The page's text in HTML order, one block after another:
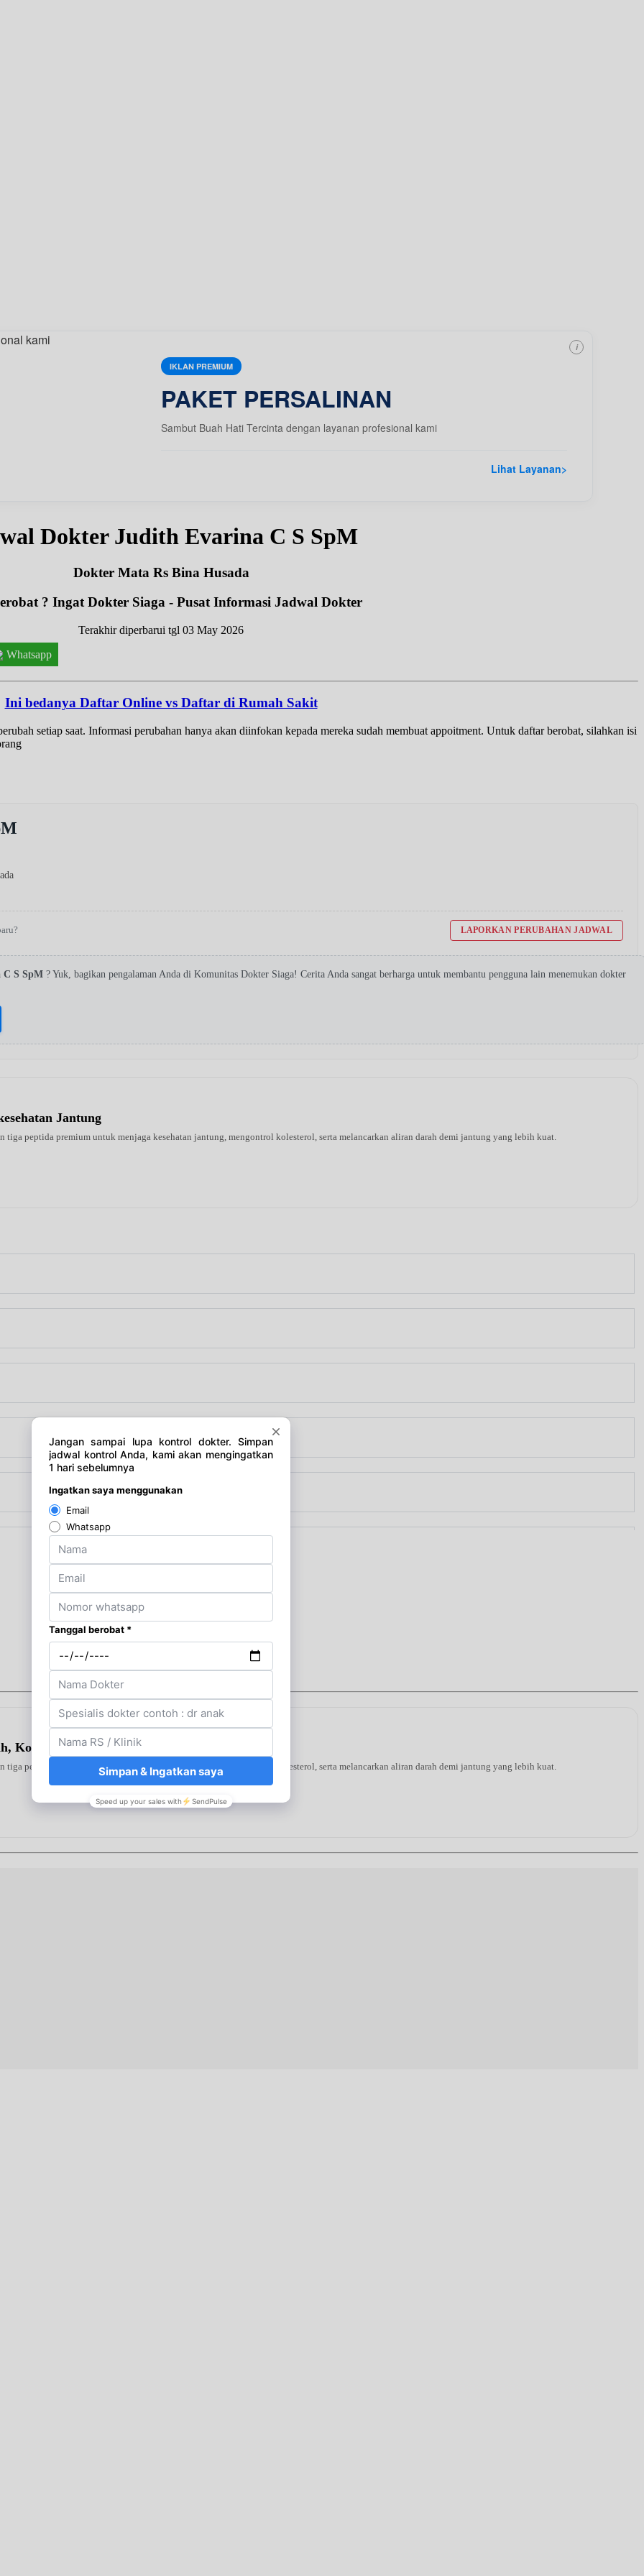
IKLAN PREMIUM
PAKET PERSALINAN
Sambut Buah Hati Tercinta dengan layanan profesional kami
Lihat Layanan>
i
Dokter Judith Evarina C S SpM
Dokter Mata Rs Bina Husada
? Ingat Dokter Siaga - Pusat Informasi Jadwal Dokter
Terakhir diperbarui tgl 03 May 2026
Whatsapp
Ini bedanya Daftar Online vs Daftar di Rumah Sakit
setiap saat. Informasi perubahan hanya akan diinfokan kepada mereka sudah membuat appoitment. Untuk daftar berobat, silahkan isi
LAPORKAN PERUBAHAN JADWAL
S SpM ? Yuk, bagikan pengalaman Anda di Komunitas Dokter Siaga! Cerita Anda sangat berharga untuk membantu pengguna lain menemukan dokter
Jantung
tiga peptida premium untuk menjaga kesehatan jantung, mengontrol kolesterol, serta melancarkan aliran darah demi jantung yang lebih kuat.
Kolesterol & Asam Urat)
tiga peptida premium untuk menjaga kesehatan jantung, mengontrol kolesterol, serta melancarkan aliran darah demi jantung yang lebih kuat.